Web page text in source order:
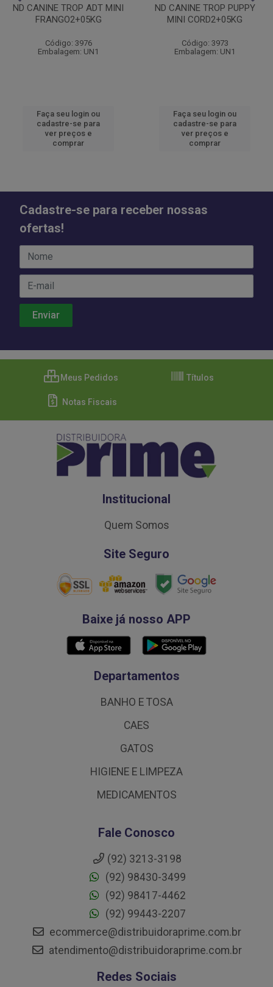
ND CANINE TROP ADT MINI
FRANGO2+05KG
Código: 3976
Embalagem: UN1
Faça seu login ou
cadastre-se para
ver preços e
comprar
ND CANINE TROP PUPPY
MINI CORD2+05KG
Código: 3973
Embalagem: UN1
Faça seu login ou
cadastre-se para
ver preços e
comprar
Cadastre-se para receber nossas
ofertas!
Meus Pedidos Títulos
Notas Fiscais
Institucional
Quem Somos
Site Seguro
Baixe já nosso APP
Departamentos
BANHO E TOSA
CAES
GATOS
HIGIENE E LIMPEZA
MEDICAMENTOS
Fale Conosco
(92) 3213-3198
(92) 98430-3499
(92) 98417-4462
(92) 99443-2207
ecommerce@distribuidoraprime.com.br
atendimento@distribuidoraprime.com.br
Redes Sociais